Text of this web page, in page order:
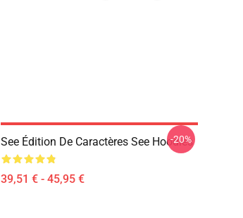
See Édition De Caractères See Hoodies
39,51 € - 45,95 €
-20%